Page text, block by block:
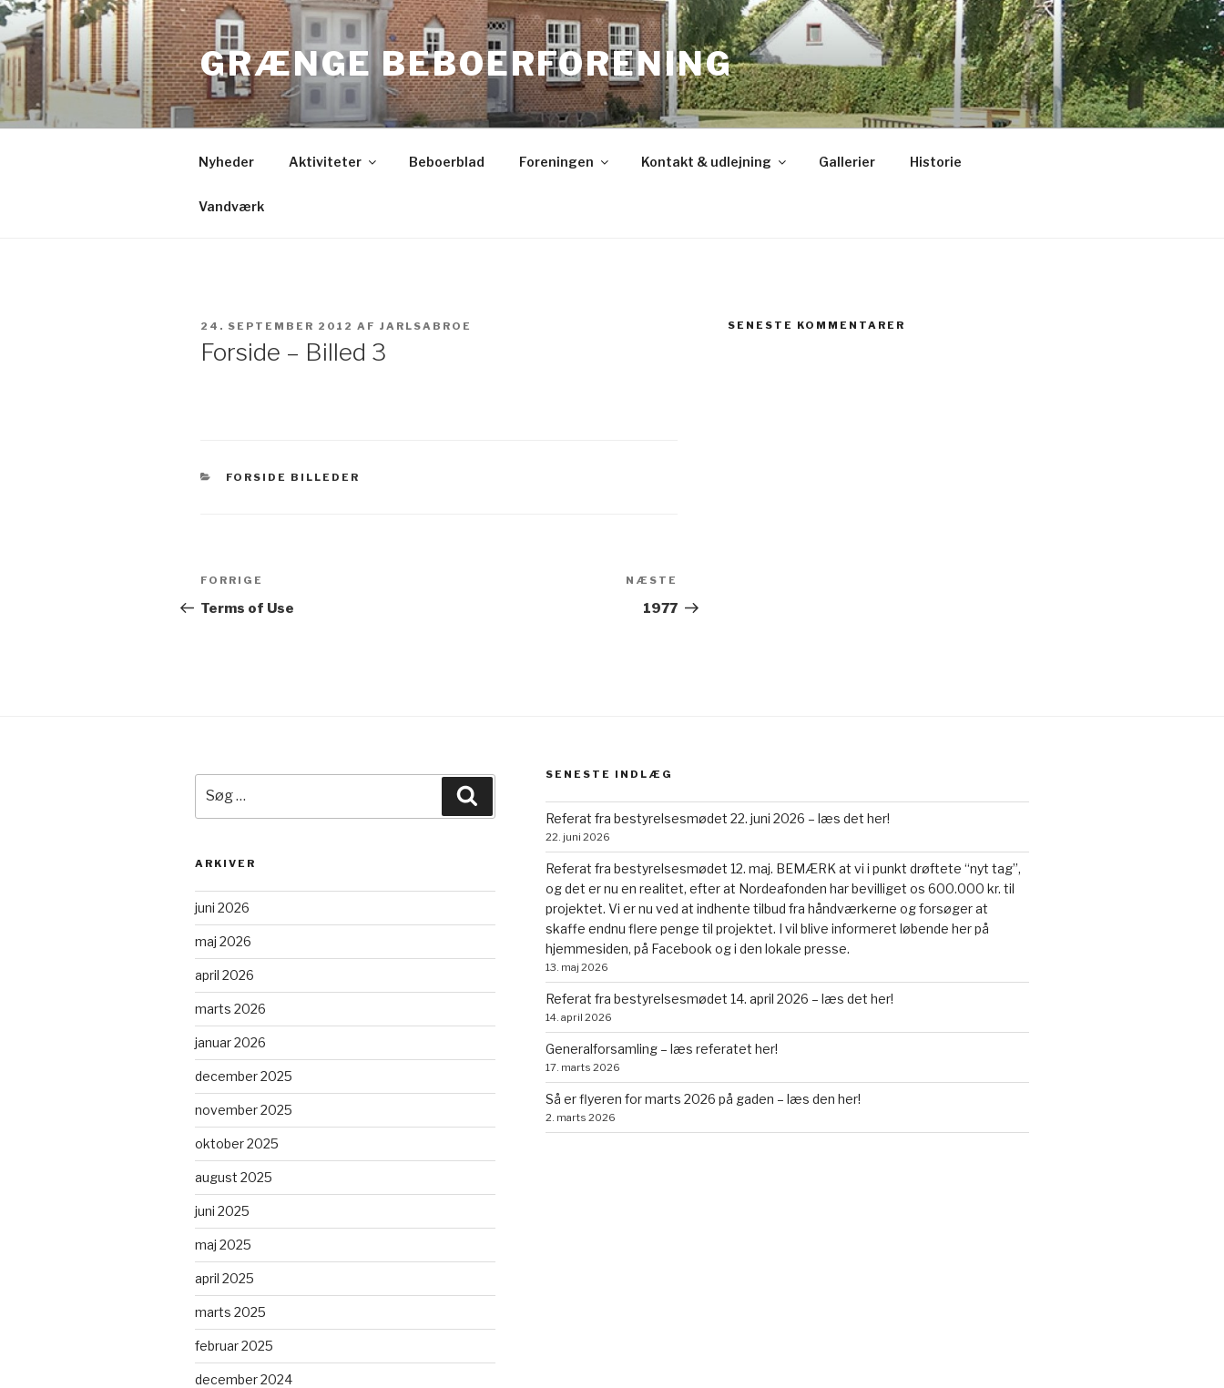
Videre
til
indhold
GRÆNGE BEBOERFORENING
Nyheder Aktiviteter Beboerblad Foreningen Kontakt & udlejning Gallerier Historie
Vandværk
UDGIVET
24. SEPTEMBER 2012 AF JARLSABROE
Forside – Billed 3
KATEGORIER
FORSIDE BILLEDER
Indlægsnavigation
Forrige
indlæg
FORRIGE
Terms of Use
indlæg
NÆSTE
1977
SENESTE KOMMENTARER
efter:
ARKIVER
juni 2026
maj 2026
april 2026
marts 2026
januar 2026
december 2025
november 2025
oktober 2025
august 2025
juni 2025
maj 2025
april 2025
marts 2025
februar 2025
december 2024
SENESTE INDLÆG
Referat fra bestyrelsesmødet 22. juni 2026 – læs det her!
22. juni 2026
Referat fra bestyrelsesmødet 12. maj. BEMÆRK at vi i punkt drøftete “nyt tag”,
og det er nu en realitet, efter at Nordeafonden har bevilliget os 600.000 kr. til
projektet. Vi er nu ved at indhente tilbud fra håndværkerne og forsøger at
skaffe endnu flere penge til projektet. I vil blive informeret løbende her på
hjemmesiden, på Facebook og i den lokale presse.
13. maj 2026
Referat fra bestyrelsesmødet 14. april 2026 – læs det her!
14. april 2026
Generalforsamling – læs referatet her!
17. marts 2026
Så er flyeren for marts 2026 på gaden – læs den her!
2. marts 2026